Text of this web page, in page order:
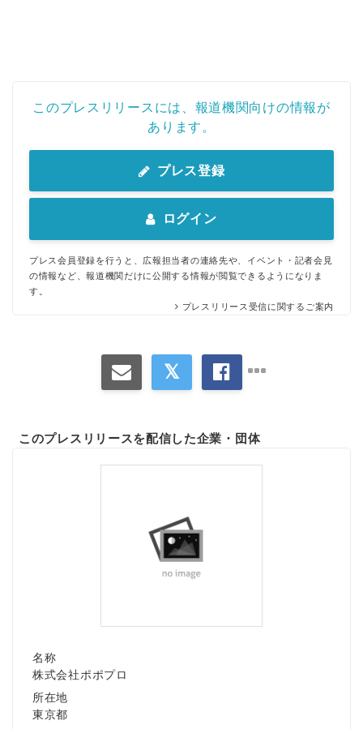
このプレスリリースには、報道機関向けの情報が
あります。
プレス登録
ログイン
プレス会員登録を行うと、広報担当者の連絡先や、イベント・記者会見
の情報など、報道機関だけに公開する情報が閲覧できるようになりま
す。
プレスリリース受信に関するご案内
このプレスリリースを配信した企業・団体
名称
株式会社ポポプロ
所在地
東京都